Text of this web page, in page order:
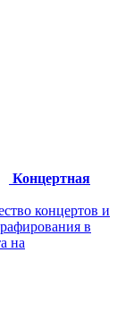
Концертная
концертов и
в
на